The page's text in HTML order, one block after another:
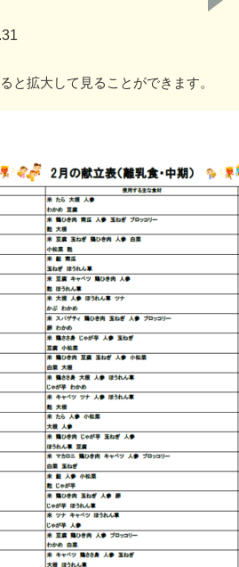
と拡大して見ることができます。